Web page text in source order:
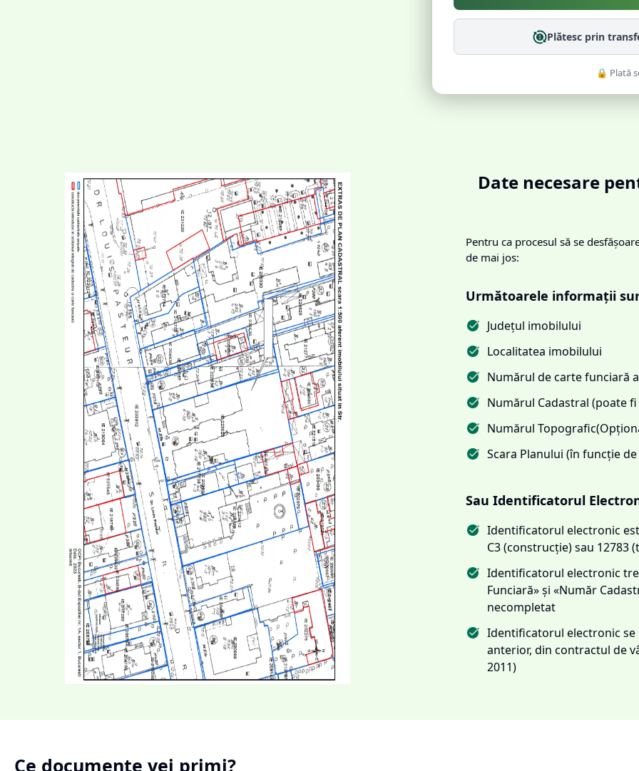
Plătesc prin
🔒 Plată
Date necesare
Pentru ca procesul să se
de mai jos:
Următoarele informații
Județul imobilului
Localitatea imobilului
Numărul de carte funciară
Numărul Cadastral (poate
Numărul
Scara Planului (în funcție
Sau Identificatorul
Identificatorul electronic
C3 (construcție) sau 12783
Identificatorul electronic
Funciară» și «Număr
necompletat
Identificatorul electronic
anterior, din contractul de
2011)
Ce documente vei primi?